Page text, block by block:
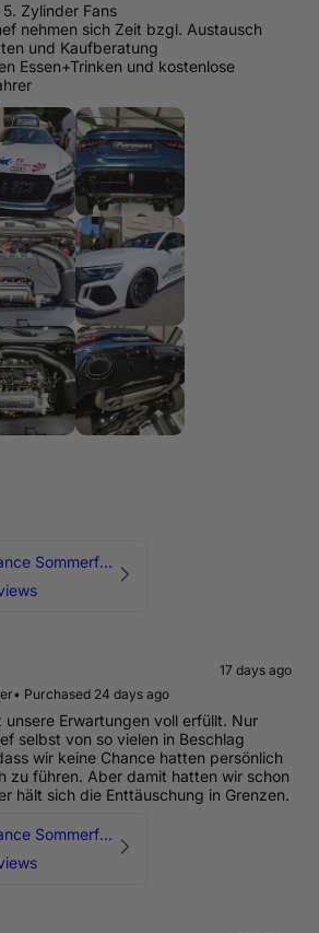
Zylinder Fans
nehmen sich Zeit bzgl. Austausch
und Kaufberatung
Essen+Trinken und kostenlose
HPerformance Sommerfest 2026
17 days ago
• Purchased 24 days ago
unsere Erwartungen voll erfüllt. Nur
selbst von so vielen in Beschlag
wir keine Chance hatten persönlich
zu führen. Aber damit hatten wir schon
hält sich die Enttäuschung in Grenzen.
HPerformance Sommerfest 2026